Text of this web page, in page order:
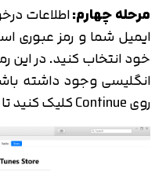
مرحله چهارم:اطلاعات
ایمیل شما و رمز
خود انتخاب کنید. در این
انگلیسی وجود داشته
روی Continue کلیک کنید تا به مرحله بعدی بروید.